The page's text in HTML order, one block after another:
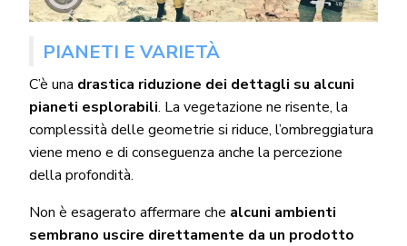
PIANETI E VARIETÀ
C’è una drastica riduzione dei dettagli su alcuni
pianeti esplorabili. La vegetazione ne risente, la
complessità delle geometrie si riduce, l’ombreggiatura
viene meno e di conseguenza anche la percezione
della profondità.
Non è esagerato affermare che alcuni ambienti
sembrano uscire direttamente da un prodotto